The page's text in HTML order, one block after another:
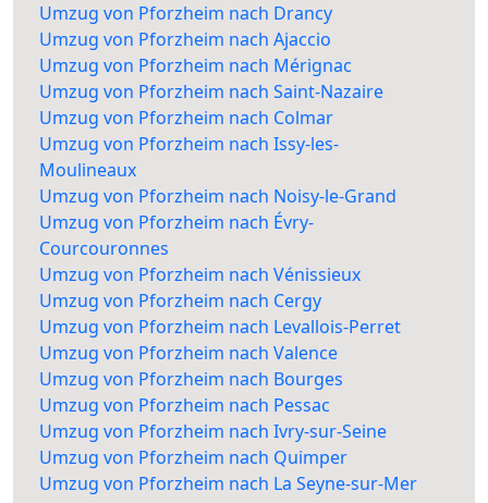
Umzug von Pforzheim nach Drancy
Umzug von Pforzheim nach Ajaccio
Umzug von Pforzheim nach Mérignac
Umzug von Pforzheim nach Saint-Nazaire
Umzug von Pforzheim nach Colmar
Umzug von Pforzheim nach Issy-les-
Moulineaux
Umzug von Pforzheim nach Noisy-le-Grand
Umzug von Pforzheim nach Évry-
Courcouronnes
Umzug von Pforzheim nach Vénissieux
Umzug von Pforzheim nach Cergy
Umzug von Pforzheim nach Levallois-Perret
Umzug von Pforzheim nach Valence
Umzug von Pforzheim nach Bourges
Umzug von Pforzheim nach Pessac
Umzug von Pforzheim nach Ivry-sur-Seine
Umzug von Pforzheim nach Quimper
Umzug von Pforzheim nach La Seyne-sur-Mer